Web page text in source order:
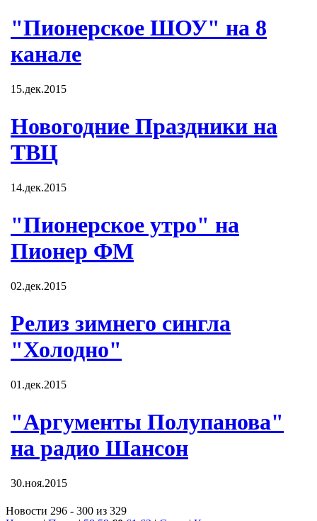
"Пионерское ШОУ" на 8
канале
15.дек.2015
Новогодние Праздники на
ТВЦ
14.дек.2015
"Пионерское утро" на
Пионер ФМ
02.дек.2015
Релиз зимнего сингла
"Холодно"
01.дек.2015
"Аргументы Полупанова"
на радио Шансон
30.ноя.2015
Новости 296 - 300 из 329